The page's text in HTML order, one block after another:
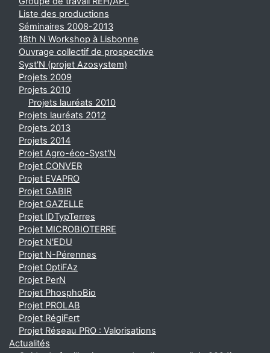
Liste des productions
Séminaires 2008-2013
18th N Workshop à Lisbonne
Ouvrage collectif de prospective
Syst'N (projet Azosystem)
Projets 2009
Projets 2010
Projets lauréats 2010
Projets lauréats 2012
Projets 2013
Projets 2014
Projet Agro-éco-Syst'N
Projet CONVER
Projet EVAPRO
Projet GABIR
Projet GAZELLE
Projet IDTypTerres
Projet MICROBIOTERRE
Projet N'EDU
Projet N-Pérennes
Projet OptiFAz
Projet PerN
Projet PhosphoBio
Projet PROLAB
Projet RégiFert
Projet Réseau PRO : Valorisations
Actualités